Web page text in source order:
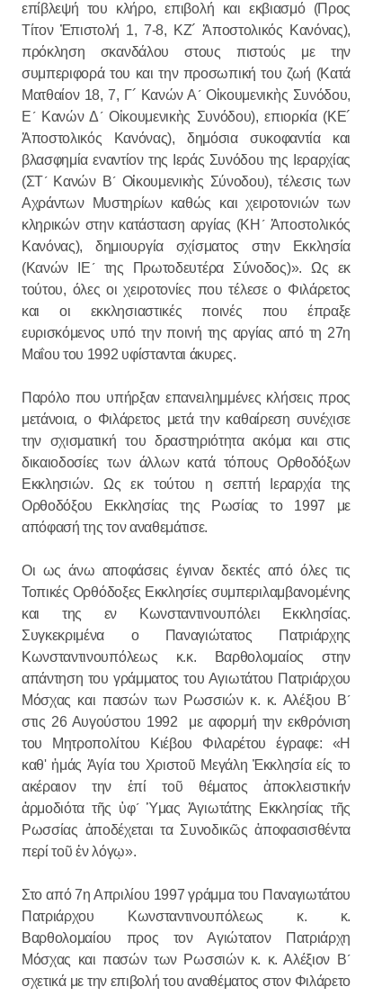
επίβλεψή του κλήρο, επιβολή και εκβιασμό (Προς
Τίτον Ἐπιστολή 1, 7-8, ΚΖ´ Ἀποστολικός Κανόνας),
πρόκληση σκανδάλου στους πιστούς με την
συμπεριφορά του και την προσωπική του ζωή (Κατά
Ματθαίον 18, 7, Γ´ Κανών Α´ Οἰκουμενικὴς Συνόδου,
Ε´ Κανών Δ´ Οἰκουμενικὴς Συνόδου), επιορκία (ΚΕ´
Ἀποστολικός Κανόνας), δημόσια συκοφαντία και
βλασφημία εναντίον της Ιεράς Συνόδου της Ιεραρχίας
(ΣΤ´ Κανών Β´ Οἰκουμενικὴς Σύνοδου), τέλεσις των
Αχράντων Μυστηρίων καθώς και χειροτονιών των
κληρικών στην κατάσταση αργίας (ΚΗ´ Ἀποστολικός
Κανόνας), δημιουργία σχίσματος στην Εκκλησία
(Κανών ΙΕ´ της Πρωτοδευτέρα Σύνοδος)». Ως εκ
τούτου, όλες οι χειροτονίες που τέλεσε ο Φιλάρετος
και οι εκκλησιαστικές ποινές που έπραξε
ευρισκόμενος υπό την ποινή της αργίας από τη 27η
Μαΐου του 1992 υφίστανται άκυρες.
Παρόλο που υπήρξαν επανειλημμένες κλήσεις προς
μετάνοια, ο Φιλάρετος μετά την καθαίρεση συνέχισε
την σχισματική του δραστηριότητα ακόμα και στις
δικαιοδοσίες των άλλων κατά τόπους Ορθοδόξων
Εκκλησιών. Ως εκ τούτου η σεπτή Ιεραρχία της
Ορθοδόξου Εκκλησίας της Ρωσίας το 1997 με
απόφασή της τον αναθεμάτισε.
Οι ως άνω αποφάσεις έγιναν δεκτές από όλες τις
Τοπικές Ορθόδοξες Εκκλησίες συμπεριλαμβανομένης
και της εν Κωνσταντινουπόλει Εκκλησίας.
Συγκεκριμένα ο Παναγιώτατος Πατριάρχης
Κωνσταντινουπόλεως κ.κ. Βαρθολομαίος στην
απάντηση του γράμματος του Αγιωτάτου Πατριάρχου
Μόσχας και πασών των Ρωσσιών κ. κ. Αλέξιου Β´
στις 26 Αυγούστου 1992 με αφορμή την εκθρόνιση
του Μητροπολίτου Κιέβου Φιλαρέτου έγραφε: «Η
καθ' ἠμάς Ἀγία του Χριστοῦ Μεγάλη Ἐκκλησία είς το
ακέραιον την ἐπί τοῦ θέματος ἀποκλειστικήν
ἀρμοδιότα τῆς ὑφ´ Ὑμας Ἀγιωτάτης Εκκλησίας τῆς
Ρωσσίας ἀποδέχεται τα Συνοδικῶς ἀποφασισθέντα
περί τοῦ ἐν λόγῳ».
Στο από 7η Απριλίου 1997 γράμμα του Παναγιωτάτου
Πατριάρχου Κωνσταντινουπόλεως κ. κ.
Βαρθολομαίου προς τον Αγιώτατον Πατριάρχη
Μόσχας και πασών των Ρωσσιών κ. κ. Αλέξιον Β´
σχετικά με την επιβολή του αναθέματος στον Φιλάρετο